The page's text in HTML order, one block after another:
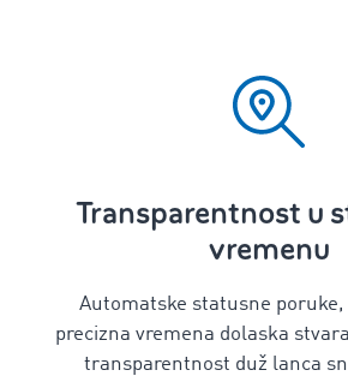
Transparentnost u
vremenu
Automatske statusne poruke,
precizna vremena dolaska
transparentnost duž lanca